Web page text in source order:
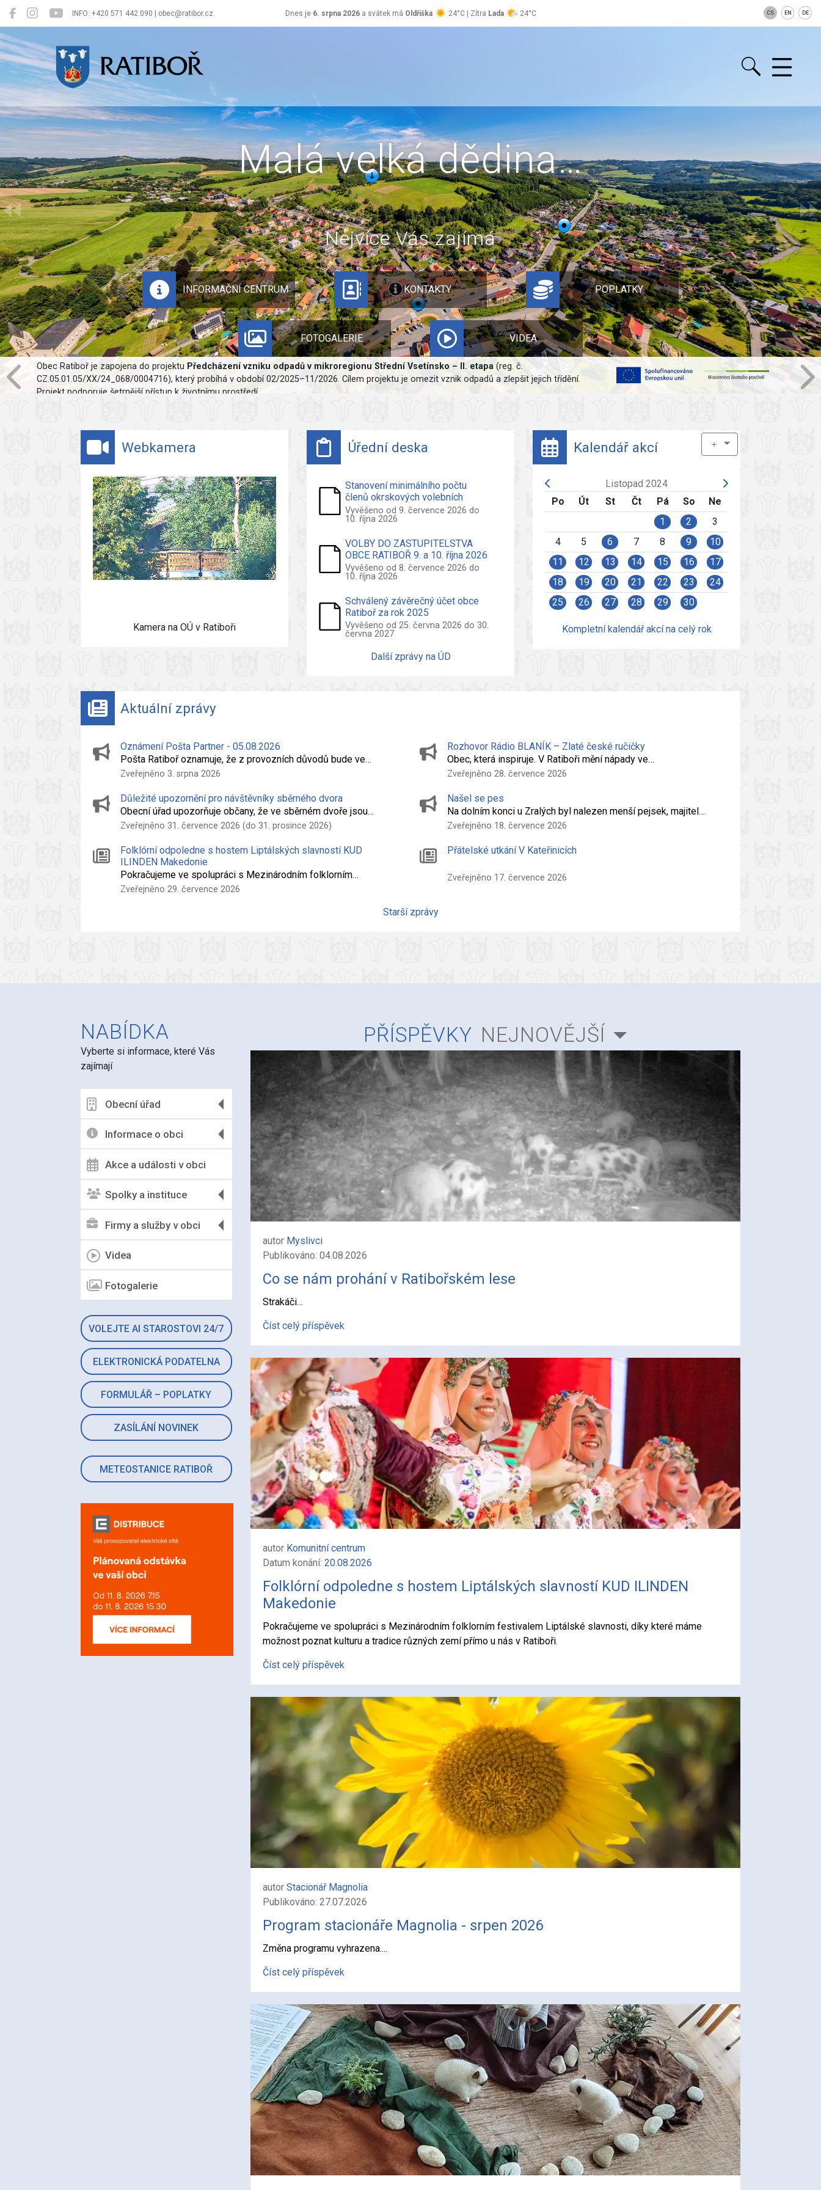
INFO: +420 571 442 090 | obec@ratibor.cz Dnes je 6. srpna 2026a svátek má Oldřiška 24°C | Zítra Lada 24°C CS EN DE
Ratiboř
Malá velká dědina…
Nejvíce Vás zajímá
INFORMAČNÍ CENTRUM KONTAKTY POPLATKY
FOTOGALERIE VIDEA
Obec Ratiboř je zapojena do projektu Předcházení vzniku odpadů v mikroregionu Střední Vsetínsko – II. etapa (reg. č.
CZ.05.01.05/XX/24_068/0004716), který probíhá v období 02/2025–11/2026. Cílem projektu je omezit vznik odpadů a zlepšit jejich třídění.
Projekt podporuje šetrnější přístup k životnímu prostředí.
Webkamera
Kamera na OÚ v Ratiboři
Úřední deska
Stanovení minimálního počtu
členů okrskových volebních
komisí pro volby do
Zastupitelstva obce Ratiboř
2026
Vyvěšeno od 9. července 2026 do
10. října 2026
VOLBY DO ZASTUPITELSTVA
OBCE RATIBOŘ 9. a 10. října 2026
Vyvěšeno od 8. července 2026 do
10. října 2026
Schválený závěrečný účet obce
Ratiboř za rok 2025
Vyvěšeno od 25. června 2026 do 30.
června 2027
Další zprávy na ÚD
Kalendář akcí ＋
Listopad 2024
Po
Út St Čt Pá So
Ne
1
2
3
4
5 6 7 8 9
10
11
12 13 14 15 16
17
18
19 20 21 22 23
24
25
26 27 28 29 30
Kompletní kalendář akcí na celý rok
Aktuální zprávy
Oznámení Pošta Partner - 05.08.2026
Pošta Ratiboř oznamuje, že z provozních důvodů bude ve…
Zveřejněno 3. srpna 2026
Důležité upozornění pro návštěvníky sběrného dvora
Obecní úřad upozorňuje občany, že ve sběrném dvoře jsou…
Zveřejněno 31. července 2026 (do 31. prosince 2026)
Folklórní odpoledne s hostem Liptálských slavností KUD
ILINDEN Makedonie
Pokračujeme ve spolupráci s Mezinárodním folklorním…
Zveřejněno 29. července 2026
Rozhovor Rádio BLANÍK – Zlaté české ručičky
Obec, která inspiruje. V Ratiboři mění nápady ve…
Zveřejněno 28. července 2026
Našel se pes
Na dolním konci u Zralých byl nalezen menší pejsek, majitel…
Zveřejněno 18. července 2026
Přátelské utkání V Kateřinicích
Zveřejněno 17. července 2026
Starší zprávy
NABÍDKA
Vyberte si informace, které Vás
zajímají
Obecní úřad
Informace o obci
Akce a události v obci
Spolky a instituce
Firmy a služby v obci
Videa
Fotogalerie
VOLEJTE AI STAROSTOVI 24/7
ELEKTRONICKÁ PODATELNA
FORMULÁŘ – POPLATKY
ZASÍLÁNÍ NOVINEK
METEOSTANICE RATIBOŘ
PŘÍSPĚVKY NEJNOVĚJŠÍ
autor Myslivci
Publikováno: 04.08.2026
Co se nám prohání v Ratibořském lese
Strakáči…
Číst celý příspěvek
autor Komunitní centrum
Datum konání: 20.08.2026
Folklórní odpoledne s hostem Liptálských slavností KUD ILINDEN
Makedonie
Pokračujeme ve spolupráci s Mezinárodním folklorním festivalem Liptálské slavnosti, díky které máme
možnost poznat kulturu a tradice různých zemí přímo u nás v Ratiboři.
Číst celý příspěvek
autor Stacionář Magnolia
Publikováno: 27.07.2026
Program stacionáře Magnolia - srpen 2026
Změna programu vyhrazena....
Číst celý příspěvek